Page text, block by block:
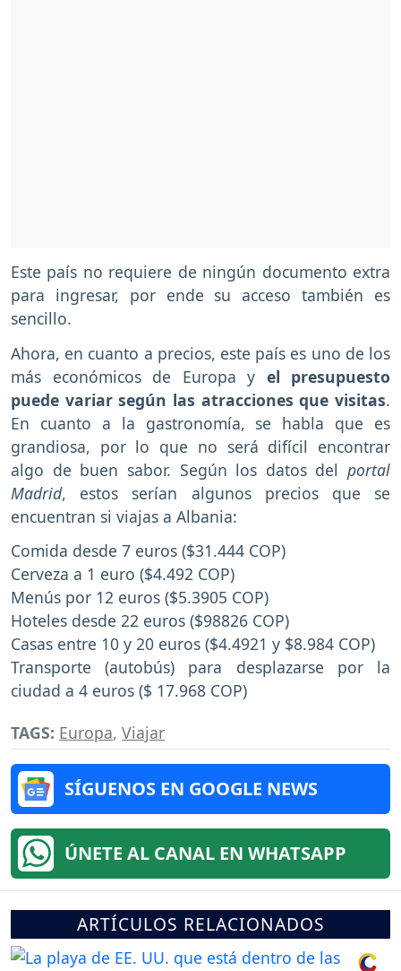
Este país no requiere de ningún documento extra
para ingresar, por ende su acceso también es
sencillo.
Ahora, en cuanto a precios, este país es uno de los
más económicos de Europa y el presupuesto
puede variar según las atracciones que visitas.
En cuanto a la gastronomía, se habla que es
grandiosa, por lo que no será difícil encontrar
algo de buen sabor. Según los datos del portal
Madrid, estos serían algunos precios que se
encuentran si viajas a Albania:
Comida desde 7 euros ($31.444 COP)
Cerveza a 1 euro ($4.492 COP)
Menús por 12 euros ($5.3905 COP)
Hoteles desde 22 euros ($98826 COP)
Casas entre 10 y 20 euros ($4.4921 y $8.984 COP)
Transporte (autobús) para desplazarse por la
ciudad a 4 euros ($ 17.968 COP)
TAGS: Europa, Viajar
SÍGUENOS EN GOOGLE NEWS
ÚNETE AL CANAL EN WHATSAPP
ARTÍCULOS RELACIONADOS